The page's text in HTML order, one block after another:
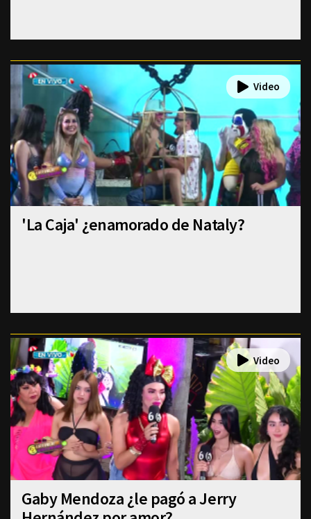
'La Caja' ¿enamorado de Nataly?
Gaby Mendoza ¿le pagó a Jerry